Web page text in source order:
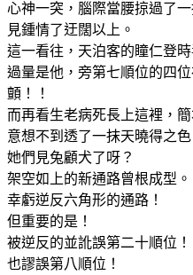
心神一突，腦際當腰掠過了
見鍾情了迂闊以上。
這一看往，天泊客的瞳仁登
過量是他，旁第七順位的四
顫！！
而再看生老病死長上這裡，
意想不到透了一抹天曉得之色
她們見兔顧犬了呀？
架空如上的新通路曾根成型。
幸虧逆反六角形的通路！
但重要的是！
被逆反的並訛誤第二十順位！
也謬誤第八順位！